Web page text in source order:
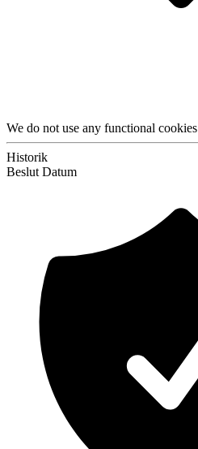
We do not use any functional cookies
Historik
Beslut Datum